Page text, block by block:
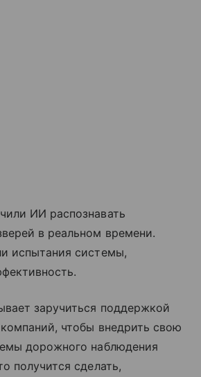
ИИ распознавать
в реальном времени.
испытания системы,
заручиться поддержкой
чтобы внедрить свою
дорожного наблюдения
получится сделать,